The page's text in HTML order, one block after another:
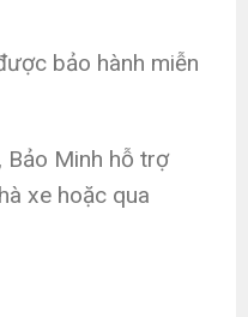
bảo hành miễn
Bảo Minh hỗ trợ
xe hoặc qua